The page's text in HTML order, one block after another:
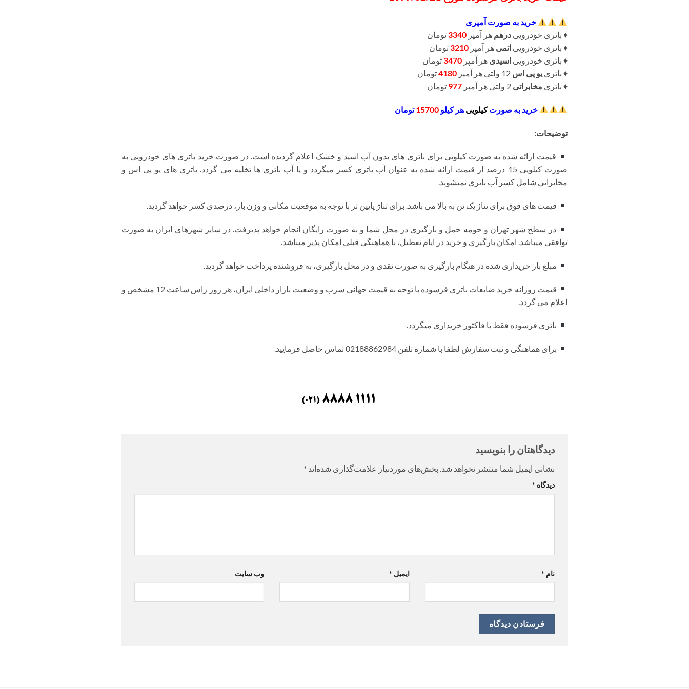
خرید به صورت آمپری
♦️ باتری خودرویی درهم هر آمپر 3340تومان
♦️ باتری خودرویی اتمی هر آمپر 3210تومان
♦️ باتری خودرویی اسیدی هر آمپر 3470تومان
♦️ باتری یو پی اس 4180تومان
♦️ باتری مخابراتی 977 تومان
خرید به صورتکیلویی هر کیلو 15700تومان
توضیحات:
قیمت ارائه شده به صورت کیلویی برای باتری های بدون آب اسید و خشک اعلام گردیده است. در صورت خرید باتری های خودرویی به
صورت کیلویی 15 درصد از قیمت ارائه شده به عنوان آب باتری کسر میگردد و یا آب باتری ها تخلیه می گردد. باتری های یو پی اس و
مخابراتی شامل کسر آب باتری نمیشوند.
قیمت های فوق برای تناژ یک تن به بالا می باشد. برای تناژ پایین تر با توجه به موقعیت مکانی و وزن بار، درصدی کسر خواهد گردید.
در سطح شهر تهران و حومه حمل و بارگیری در محل شما و به صورت رایگان انجام خواهد پذیرفت. در سایر شهرهای ایران به صورت
توافقی میباشد. امکان بارگیری و خرید در ایام تعطیل، با هماهنگی قبلی امکان پذیر میباشد.
مبلغ بار خریداری شده در هنگام بارگیری به صورت نقدی و در محل بارگیری، به فروشنده پرداخت خواهد گردید.
قیمت روزانه خرید ضایعات باتری فرسوده با توجه به قیمت جهانی سرب و وضعیت بازار داخلی ایران، هر روز راس ساعت 12 مشخص و
اعلام می گردد.
باتری فرسوده فقط با فاکتور خریداری میگردد.
برای هماهنگی و ثبت سفارش لطفا با شماره تلفن 02188862984 تماس حاصل فرمایید.
دیدگاهتان را بنویسید
نشانی ایمیل شما منتشر نخواهد شد. بخش‌های موردنیاز علامت‌گذاری شده‌اند *
دیدگاه *
نام * ایمیل * وب‌ سایت